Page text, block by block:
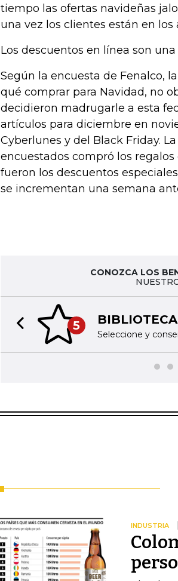
tiempo las ofertas navideñas
una vez los clientes están en los
Los descuentos en línea son
Según la encuesta de Fenalco,
qué comprar para Navidad, no
decidieron madrugarle a esta
artículos para diciembre en
Cyberlunes y del Black Friday.
encuestados compró los
fueron los descuentos
se incrementan una semana
CONOZCA LOS
5
Seleccione y
Previous slide
INDUSTRIA